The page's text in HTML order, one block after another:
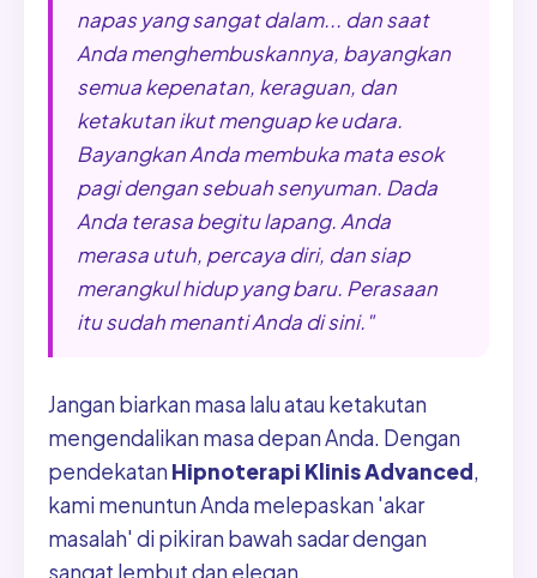
napas yang sangat dalam... dan saat
Anda menghembuskannya, bayangkan
semua kepenatan, keraguan, dan
ketakutan ikut menguap ke udara.
Bayangkan Anda membuka mata esok
pagi dengan sebuah senyuman. Dada
Anda terasa begitu lapang. Anda
merasa utuh, percaya diri, dan siap
merangkul hidup yang baru. Perasaan
itu sudah menanti Anda di sini."
Jangan biarkan masa lalu atau ketakutan
mengendalikan masa depan Anda. Dengan
pendekatan Hipnoterapi Klinis Advanced,
kami menuntun Anda melepaskan 'akar
masalah' di pikiran bawah sadar dengan
sangat lembut dan elegan.